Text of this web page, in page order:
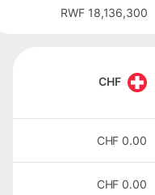
18,136,300
RWF
CHF
0.00
CHF
0.00
CHF